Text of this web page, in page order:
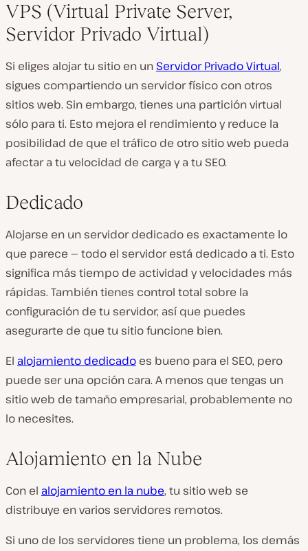
VPS (Virtual Private Server,
Servidor Privado Virtual)
Si eliges alojar tu sitio en un Servidor Privado Virtual,
sigues compartiendo un servidor físico con otros
sitios web. Sin embargo, tienes una partición virtual
sólo para ti. Esto mejora el rendimiento y reduce la
posibilidad de que el tráfico de otro sitio web pueda
afectar a tu velocidad de carga y a tu SEO.
Dedicado
Alojarse en un servidor dedicado es exactamente lo
que parece — todo el servidor está dedicado a ti. Esto
significa más tiempo de actividad y velocidades más
rápidas. También tienes control total sobre la
configuración de tu servidor, así que puedes
asegurarte de que tu sitio funcione bien.
El alojamiento dedicado es bueno para el SEO, pero
puede ser una opción cara. A menos que tengas un
sitio web de tamaño empresarial, probablemente no
lo necesites.
Alojamiento en la Nube
Con el alojamiento en la nube, tu sitio web se
distribuye en varios servidores remotos.
Si uno de los servidores tiene un problema, los demás